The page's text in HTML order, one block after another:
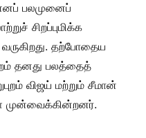
பலமுனைப்
சிறப்புமிக்க
தற்போதைய
தனது பலத்தைத்
விஜய் மற்றும் சீமான்
முன்வைக்கின்றனர்.